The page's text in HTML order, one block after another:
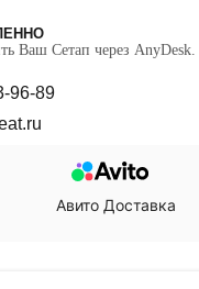
Ваш Сетап через AnyDesk.
96-89
Авито Доставка